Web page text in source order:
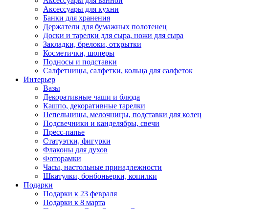
Аксессуары для кухни
Банки для хранения
Держатели для бумажных полотенец
Доски и тарелки для сыра, ножи для сыра
Закладки, брелоки, открытки
Косметички, шоперы
Подносы и подставки
Салфетницы, салфетки, кольца для салфеток
Интерьер
Вазы
Декоративные чаши и блюда
Кашпо, декоративные тарелки
Пепельницы, мелочницы, подставки для колец
Подсвечники и канделябры, свечи
Пресс-папье
Статуэтки, фигурки
Флаконы для духов
Фоторамки
Часы, настольные принадлежности
Шкатулки, бонбоньерки, копилки
Подарки
Подарки к 23 февраля
Подарки к 8 марта